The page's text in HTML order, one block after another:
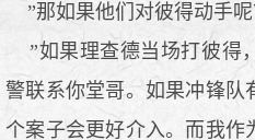
”那如果他们对彼得动手呢
”如果理查德当场打彼得
警联系你堂哥。如果冲锋队
个案子会更好介入。而我作